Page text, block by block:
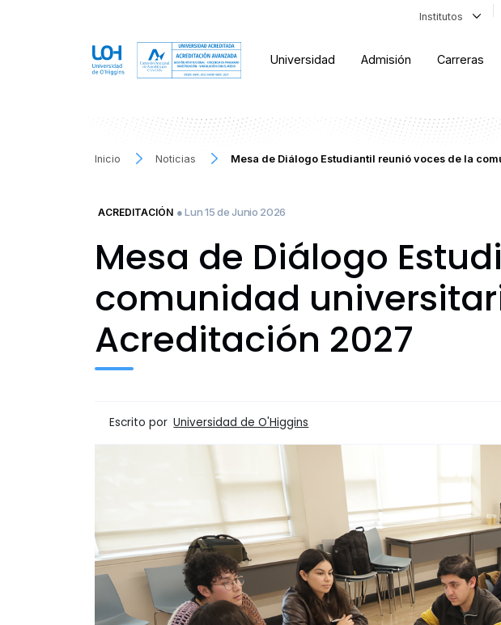
Institutos
Universidad Admisión Carreras
Inicio Noticias Mesa de Diálogo Estudiantil reunió voces de la
ACREDITACIÓN ● Lun 15 de Junio 2026
Mesa de Diálogo
comunidad
Acreditación 2027
Escrito por Universidad de O'Higgins